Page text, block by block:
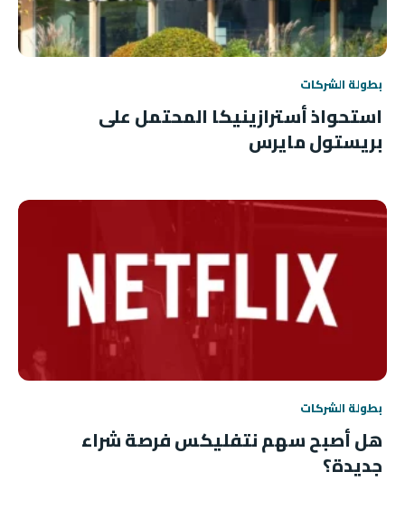
بطولة الشركات
استحواذ أسترازينيكا المحتمل على
بريستول مايرس
بطولة الشركات
هل أصبح سهم نتفليكس فرصة شراء
جديدة؟